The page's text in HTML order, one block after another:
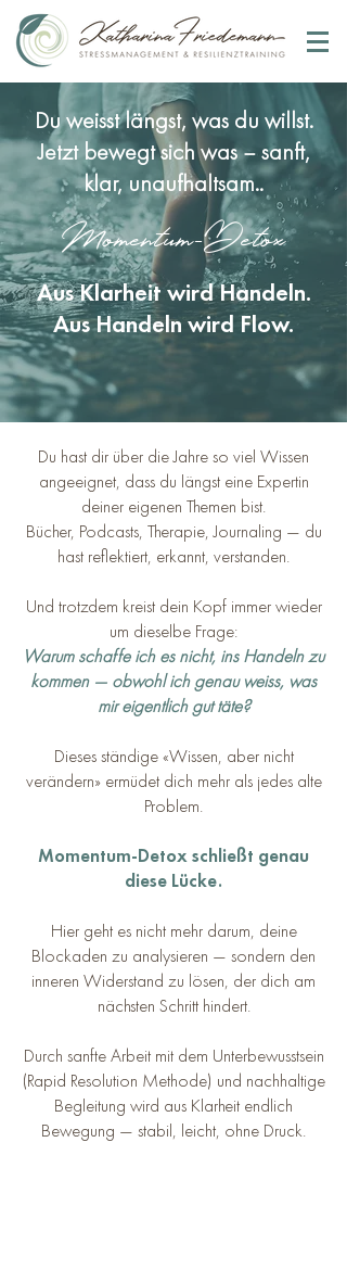
Du weisst längst, was du willst.
Jetzt bewegt sich was – sanft,
klar, unaufhaltsam..
Momentum-Detox
Aus Klarheit wird Handeln.
Aus Handeln wird Flow.
Du hast dir über die Jahre so viel Wissen
angeeignet, dass du längst eine Expertin
deiner eigenen Themen bist.
Bücher, Podcasts, Therapie, Journaling — du
hast reflektiert, erkannt, verstanden.
Und trotzdem kreist dein Kopf immer wieder
um dieselbe Frage:
Warum schaffe ich es nicht, ins Handeln zu
kommen — obwohl ich genau weiss, was
mir eigentlich gut täte?
Dieses ständige «Wissen, aber nicht
verändern» ermüdet dich mehr als jedes alte
Problem.
Momentum-Detox schließt genau
diese Lücke.
Hier geht es nicht mehr darum, deine
Blockaden zu analysieren — sondern den
inneren Widerstand zu lösen, der dich am
nächsten Schritt hindert.
Durch sanfte Arbeit mit dem Unterbewusstsein
(Rapid Resolution Methode) und nachhaltige
Begleitung wird aus Klarheit endlich
Bewegung — stabil, leicht, ohne Druck.